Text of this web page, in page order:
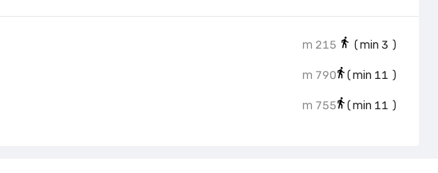
(
3
215 m
(
11
790 m
(
11
755 m